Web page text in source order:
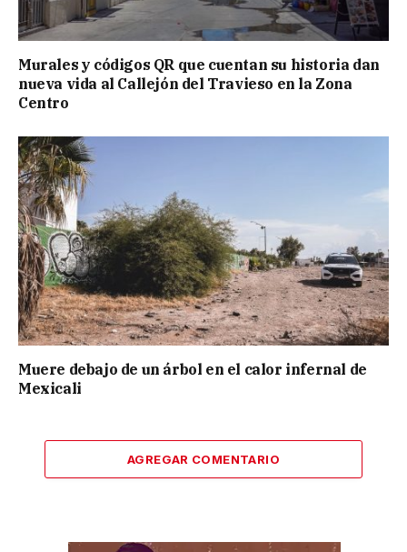
Murales y códigos QR que cuentan su historia dan
nueva vida al Callejón del Travieso en la Zona
Centro
Muere debajo de un árbol en el calor infernal de
Mexicali
AGREGAR COMENTARIO